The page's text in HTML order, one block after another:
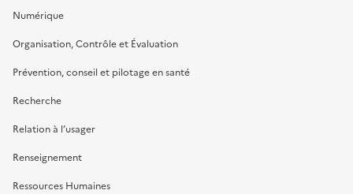
Numérique
Organisation, Contrôle et Évaluation
Prévention, conseil et pilotage en santé
Recherche
Relation à l’usager
Renseignement
Ressources Humaines